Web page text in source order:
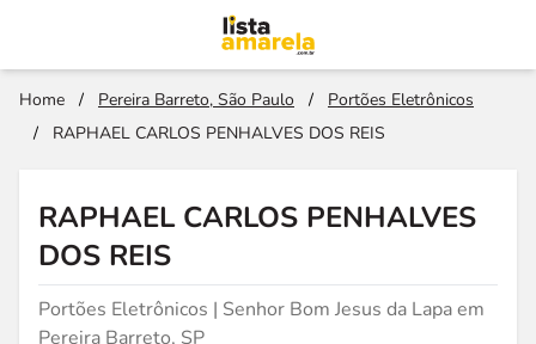
Home / Pereira Barreto, São Paulo /
Portões Eletrônicos
/
RAPHAEL CARLOS PENHALVES DOS REIS
RAPHAEL CARLOS PENHALVES
DOS REIS
Portões Eletrônicos | Senhor Bom Jesus da Lapa em
Pereira Barreto, SP